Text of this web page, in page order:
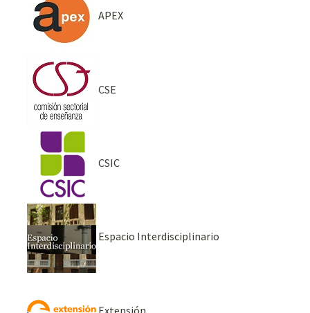
APEX
CSE
CSIC
Espacio Interdisciplinario
Extensión